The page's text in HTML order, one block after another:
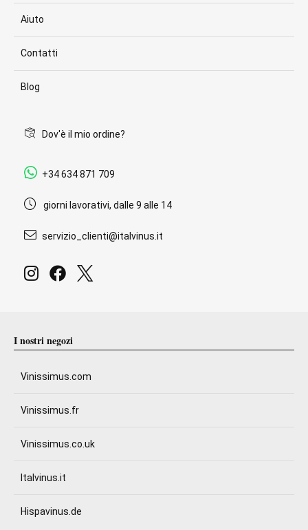
Aiuto
Contatti
Blog
Dov'è il mio ordine?
+34 634 871 709
giorni lavorativi, dalle 9 alle 14
servizio_clienti@italvinus.it
I nostri negozi
Vinissimus.com
Vinissimus.fr
Vinissimus.co.uk
Italvinus.it
Hispavinus.de